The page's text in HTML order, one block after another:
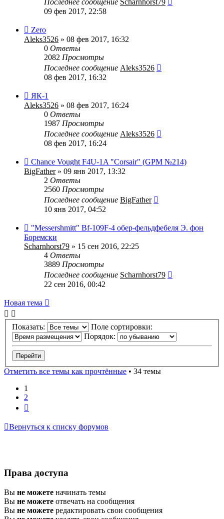
09 фев 2017, 22:58
Zero
Aleks3526 » 08 фев 2017, 16:32
0 Ответы
2082 Просмотры
Последнее сообщение Aleks3526
08 фев 2017, 16:32
ЯК-1
Aleks3526 » 08 фев 2017, 16:24
0 Ответы
1987 Просмотры
Последнее сообщение Aleks3526
08 фев 2017, 16:24
Chance Vought F4U-1A "Corsair" (GPM №214)
BigFather» 09 янв 2017, 13:32
2 Ответы
2560 Просмотры
Последнее сообщение BigFather
10 янв 2017, 04:52
"Messershmitt" Bf-109F-4 обер-фельдфебеля Э. фон
Боремски
Scharnhorst79 » 15 сен 2016, 22:25
4 Ответы
3889 Просмотры
Последнее сообщение Scharnhorst79
22 сен 2016, 00:42
Новая
тема
Новая тема
Показать:
Поле сортировки:
Порядок:
Отметить все темы как прочтённые • 34 темы
1
2
Вернуться к списку форумов
Права доступа
Вы не можете начинать темы
Вы не можете отвечать на сообщения
Вы не можете редактировать свои сообщения